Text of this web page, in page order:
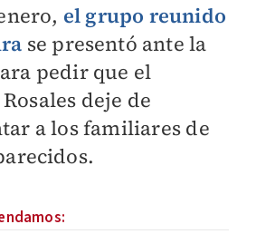
el grupo reunido
se presentó ante la
pedir que el
deje de
a los familiares de